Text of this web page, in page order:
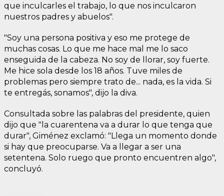
que inculcarles el trabajo, lo que nos inculcaron
nuestros padres y abuelos".
"Soy una persona positiva y eso me protege de
muchas cosas. Lo que me hace mal me lo saco
enseguida de la cabeza. No soy de llorar, soy fuerte.
Me hice sola desde los 18 años. Tuve miles de
problemas pero siempre trato de... nada, es la vida. Si
te entregás, sonamos", dijo la diva.
Consultada sobre las palabras del presidente, quien
dijo que "la cuarentena va a durar lo que tenga que
durar", Giménez exclamó: "Llega un momento donde
si hay que preocuparse. Va a llegar a ser una
setentena. Solo ruego que pronto encuentren algo",
concluyó.